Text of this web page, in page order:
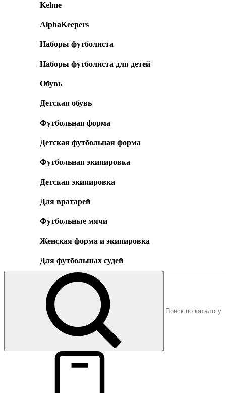
Kelme
AlphaKeepers
Наборы футболиста
Наборы футболиста для детей
Обувь
Детская обувь
Футбольная форма
Детская футбольная форма
Футбольная экипировка
Детская экипировка
Для вратарей
Футбольные мячи
Женская форма и экипировка
Для футбольных судей